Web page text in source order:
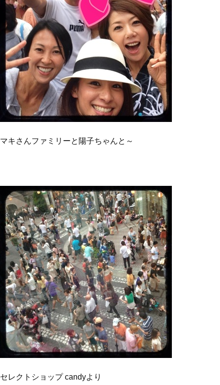
マキさんファミリーと陽子ちゃんと～
セレクトショップ candyより